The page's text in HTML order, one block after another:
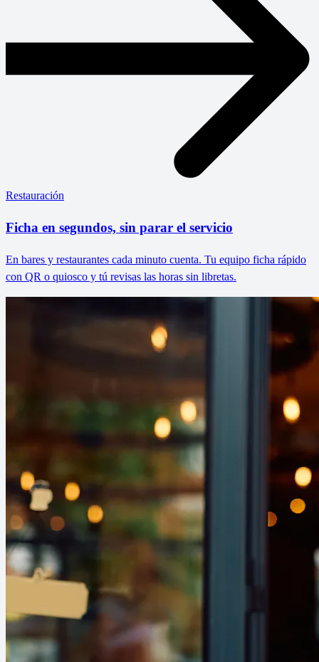
Restauración
Ficha en segundos, sin parar el servicio
En bares y restaurantes cada minuto cuenta. Tu equipo ficha rápido
con QR o quiosco y tú revisas las horas sin libretas.